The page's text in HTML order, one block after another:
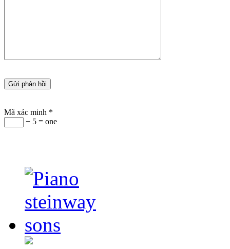
Mã xác minh *
− 5 = one